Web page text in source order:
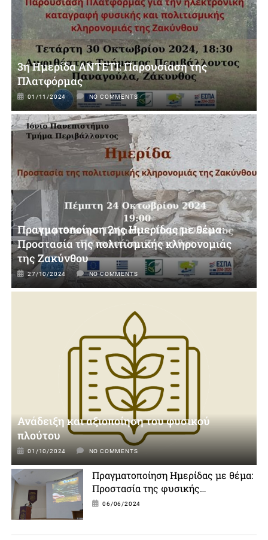
3η Ημερίδα ΑΝΤΕΤΙ: Παρουσίαση της
Πλατφόρμας
01/11/2024 NO COMMENTS
Πραγματοποίηση 2ης Ημερίδας με θέμα:
Προστασία της πολιτισμικής κληρονομιάς
της Ζακύνθου
27/10/2024 NO COMMENTS
Ανάδειξη και αξιοποίηση του φυσικού
πλούτου
01/10/2024 NO COMMENTS
Πραγματοποίηση Ημερίδας με θέμα:
Προστασία της φυσικής
κληρονομιάς της Ζακύνθου.
06/06/2024